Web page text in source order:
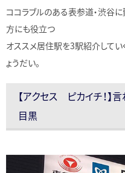
ココラブルのある表参道・渋谷
方にも役立つ
オススメ居住駅を3駅紹介してい
ょうだい。
【アクセス ピカイチ！】
目黒